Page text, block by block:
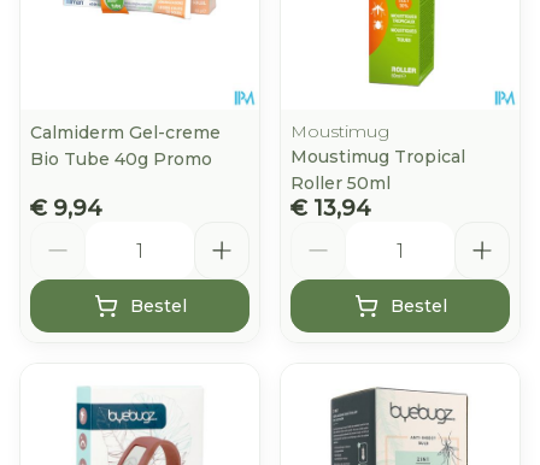
Calmiderm Gel-creme
Bio Tube 40g Promo
€ 9,94
Bestel
Moustimug
Moustimug Tropical
Roller 50ml
€ 13,94
Bestel